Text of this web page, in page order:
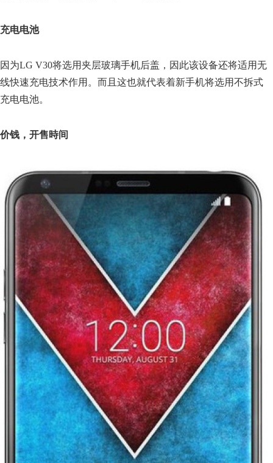
充电电池
因为LG V30将选用夹层玻璃手机后盖，因此该设备还将适用无
线快速充电技术作用。而且这也就代表着新手机将选用不拆式
充电电池。
价钱，开售時间